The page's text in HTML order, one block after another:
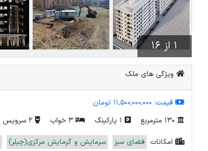
1 از 16
ویژگی های ملک
قیمت: 11,500,000,000 تومان
130 مترمربع
1 پارکینگ 3 خواب 2 سرویس
امکانات فضای سبز سرمایش و گرمایش مرکزی(چیلر)